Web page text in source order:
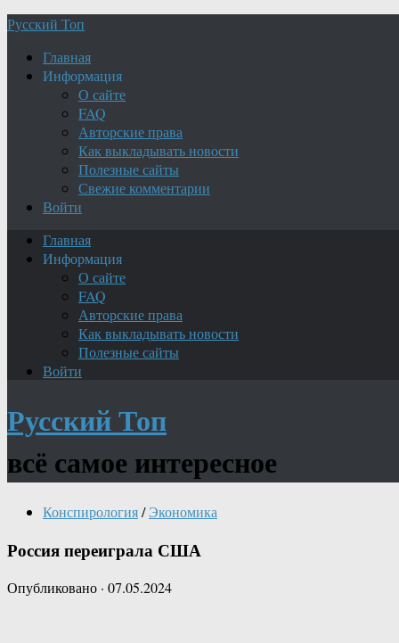
Русский Топ
Главная
Информация
О сайте
FAQ
Авторские права
Как выкладывать новости
Полезные сайты
Свежие комментарии
Войти
Главная
Информация
О сайте
FAQ
Авторские права
Как выкладывать новости
Полезные сайты
Войти
Русский Топ
всё самое интересное
Конспирология/ Экономика
Россия переиграла США
Опубликовано · 07.05.2024